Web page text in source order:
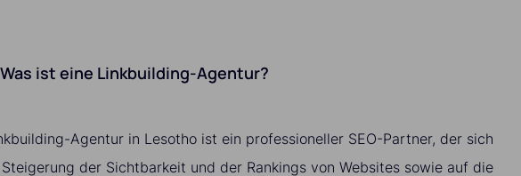
Was ist eine Linkbuilding-Agentur?
Agentur in Lesotho ist ein professioneller SEO-Partner, der sich
der Sichtbarkeit und der Rankings von Websites sowie auf die